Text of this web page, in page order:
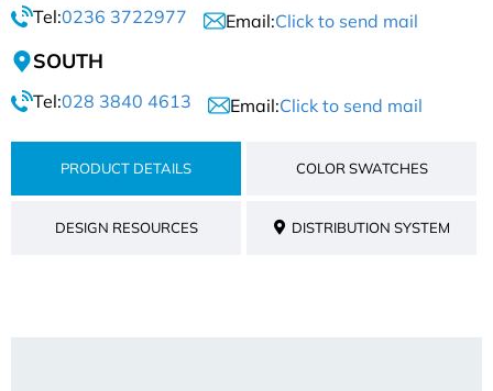
Tel:0236 3722977 Email:Click to send mail
SOUTH
Tel:028 3840 4613 Email:Click to send mail
PRODUCT DETAILS COLOR SWATCHES
DESIGN RESOURCES DISTRIBUTION SYSTEM